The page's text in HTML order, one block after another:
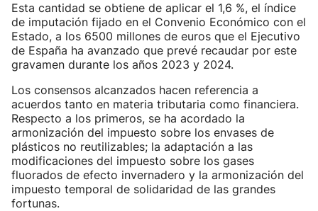
Esta cantidad se obtiene de aplicar el 1,6 %, el índice
de imputación fijado en el Convenio Económico con el
Estado, a los 6500 millones de euros que el Ejecutivo
de España ha avanzado que prevé recaudar por este
gravamen durante los años 2023 y 2024.
Los consensos alcanzados hacen referencia a
acuerdos tanto en materia tributaria como financiera.
Respecto a los primeros, se ha acordado la
armonización del impuesto sobre los envases de
plásticos no reutilizables; la adaptación a las
modificaciones del impuesto sobre los gases
fluorados de efecto invernadero y la armonización del
impuesto temporal de solidaridad de las grandes
fortunas.